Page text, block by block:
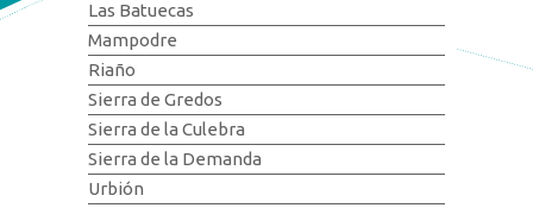
Las Batuecas
Mampodre
Riaño
Sierra de Gredos
Sierra de la Culebra
Sierra de la Demanda
Urbión